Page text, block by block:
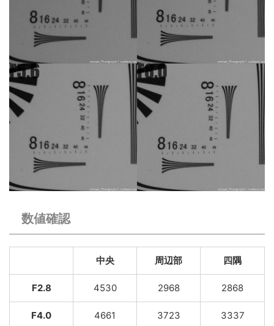
数値確認
中央 周辺部 四隅
F2.8 4530 2968 2868
F4.0 4661 3723 3337